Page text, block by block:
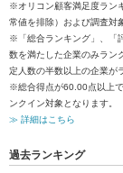
※オリコン顧客満足度ラン
常値を排除）および調査対
※「総合ランキング」、「
数を満たした企業のみラン
定人数の半数以上の企業が
※総合得点が60.00点以上
ンクイン対象となります。
≫ 詳細はこちら
過去ランキング